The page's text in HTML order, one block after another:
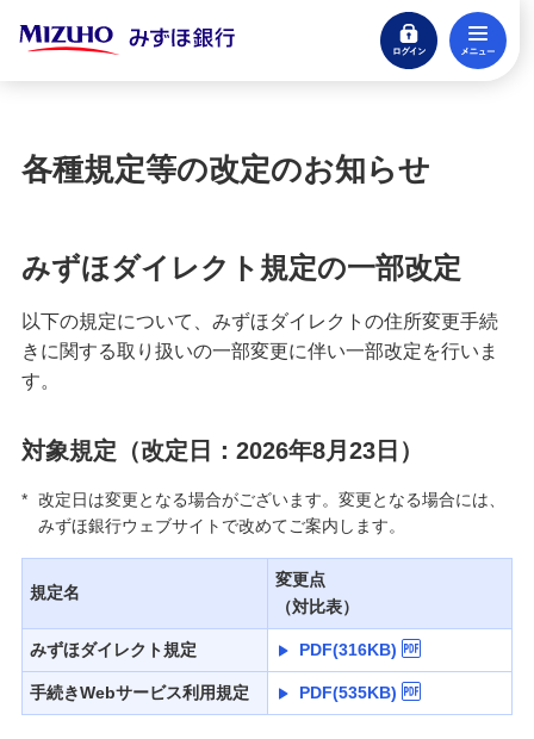
ログイン
閉じる
口座開設
支払う・つかう
クレジットカード・デビット
ローン
貯める・増やす
学ぶ・考える
生涯学習
お客さまサポート
各種規定等の改定のお知らせ
みずほダイレクト規定の一部改定
以下の規定について、みずほダイレクトの住所変更手続
きに関する取り扱いの一部変更に伴い一部改定を行いま
す。
対象規定（改定日：2026年8月23日）
* 改定日は変更となる場合がございます。変更となる場合には、
みずほ銀行ウェブサイトで改めてご案内します。
規定名
変更点
（対比表）
みずほダイレクト規定 PDF(316KB)
手続きWebサービス利用規定 PDF(535KB)